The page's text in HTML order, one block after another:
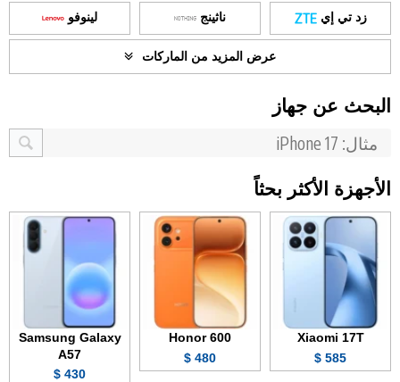
زد تي إي ناثينج لينوفو
عرض المزيد من الماركات
البحث عن جهاز
الأجهزة الأكثر بحثاً
Xiaomi 17T
585 $
Honor 600
480 $
Samsung Galaxy
A57
430 $